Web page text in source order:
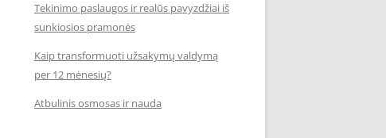
Tekinimo paslaugos ir realūs pavyzdžiai iš
sunkiosios pramonės
Kaip transformuoti užsakymų valdymą
per 12 mėnesių?
Atbulinis osmosas ir nauda